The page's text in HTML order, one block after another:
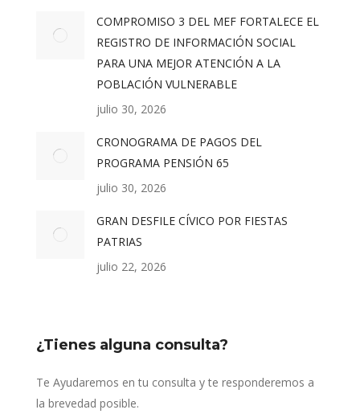
COMPROMISO 3 DEL MEF FORTALECE EL
REGISTRO DE INFORMACIÓN SOCIAL
PARA UNA MEJOR ATENCIÓN A LA
POBLACIÓN VULNERABLE
julio 30, 2026
CRONOGRAMA DE PAGOS DEL
PROGRAMA PENSIÓN 65
julio 30, 2026
GRAN DESFILE CÍVICO POR FIESTAS
PATRIAS
julio 22, 2026
¿Tienes alguna consulta?
Te Ayudaremos en tu consulta y te responderemos a
la brevedad posible.